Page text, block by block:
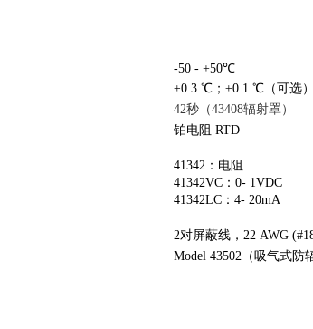
-50 - +50℃
±0.3 ℃；±0.1 ℃（可选）
42秒（43408辐射罩）
铂电阻 RTD
41342：电阻
41342VC：0- 1VDC
41342LC：4- 20mA
2对屏蔽线，22 AWG
Model 43502（吸气式防